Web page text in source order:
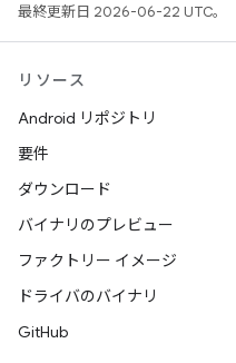
最終更新日 2026-06-22 UTC。
リソース
Android リポジトリ
要件
ダウンロード
バイナリのプレビュー
ファクトリー イメージ
ドライバのバイナリ
GitHub